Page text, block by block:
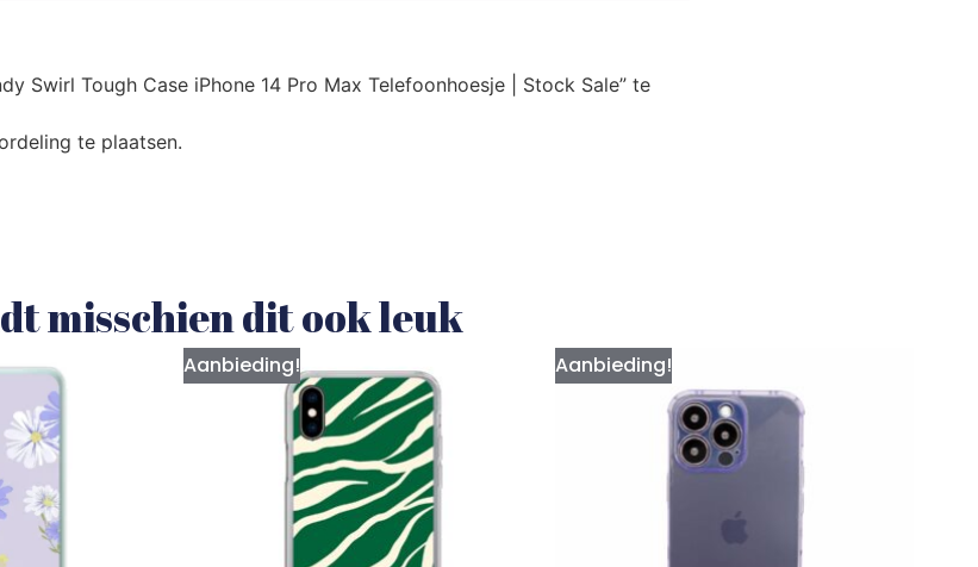
Swirl Tough Case iPhone 14 Pro Max Telefoonhoesje | Stock Sale” te
te plaatsen.
misschien dit ook leuk
Aanbieding! Aanbieding!